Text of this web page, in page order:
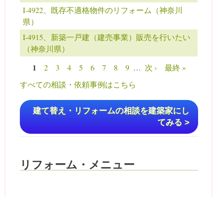
I-4922、既存不適格物件のリフォーム（神奈川
県）
I-4915、新築一戸建（建売事業）販売を行いたい
（神奈川県）
ページ
1 2 3 4 5 6 7 8 9 … 次 ›
最終 »
すべての相談・依頼事例はこちら
建て替え・リフォームの相談を建築家にし
てみる >
リフォーム・メニュー